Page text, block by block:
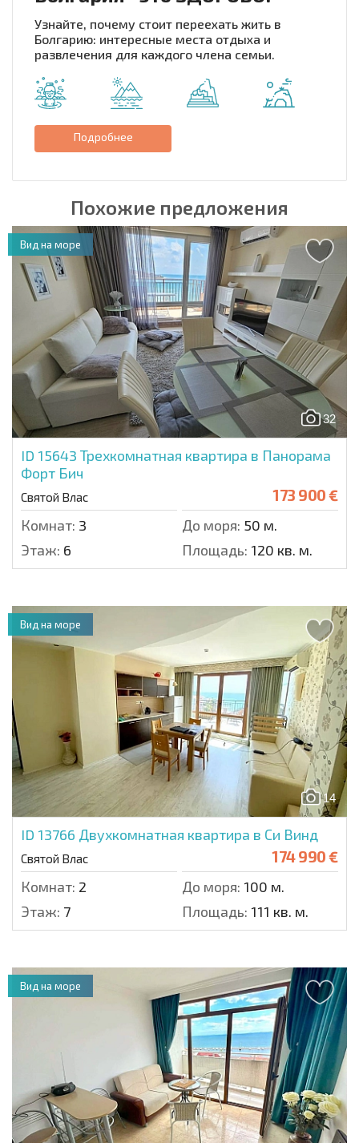
Узнайте, почему стоит переехать жить в
Болгарию: интересные места отдыха и
развлечения для каждого члена семьи.
Подробнее
Похожие предложения
32
ID 15643 Трехкомнатная квартира в Панорама
Форт Бич
Святой Влас 173 900 €
Комнат: 3 До моря: 50 м.
Этаж: 6 Площадь: 120 кв. м.
Вид на море
14
ID 13766 Двухкомнатная квартира в Си Винд
Святой Влас 174 990 €
Комнат: 2 До моря: 100 м.
Этаж: 7 Площадь: 111 кв. м.
Вид на море
Вид на море